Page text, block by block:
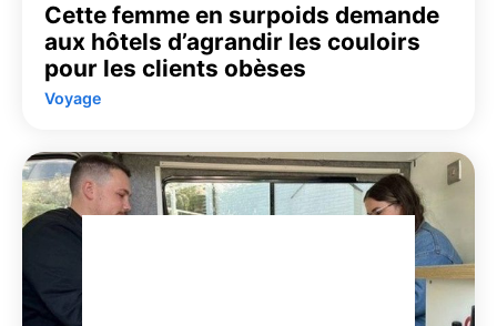
Cette femme en surpoids demande
aux hôtels d’agrandir les couloirs
pour les clients obèses
Voyage